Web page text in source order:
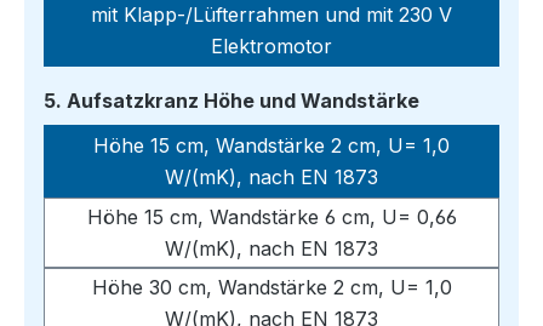
mit Klapp-/Lüfterrahmen und mit 230 V
Elektromotor
5. Aufsatzkranz Höhe und Wandstärkeauswählen
Höhe 15 cm, Wandstärke 2 cm, U= 1,0
W/(mK), nach EN 1873
Höhe 15 cm, Wandstärke 6 cm, U= 0,66
W/(mK), nach EN 1873
Höhe 30 cm, Wandstärke 2 cm, U= 1,0
W/(mK), nach EN 1873